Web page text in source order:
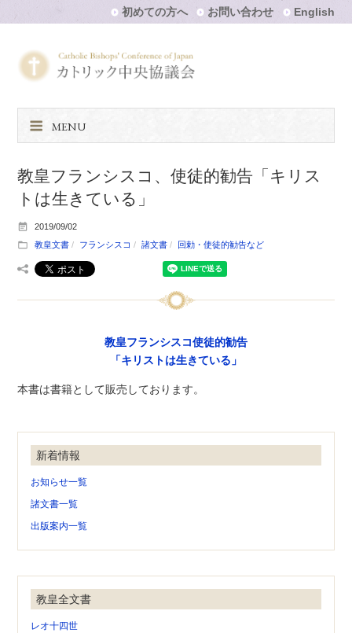
初めての方へ お問い合わせ English
MENU
教皇フランシスコ、使徒的勧告「キリス
トは生きている」
2019/09/02
教皇文書
フランシスコ 諸文書 回勅・使徒的勧告など
教皇フランシスコ使徒的勧告
「キリストは生きている」
本書は書籍として販売しております。
新着情報
お知らせ一覧
諸文書一覧
出版案内一覧
教皇全文書
レオ十四世